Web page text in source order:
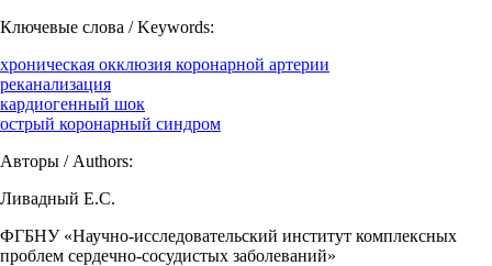
Ключевые слова / Keywords:
хроническая окклюзия коронарной артерии
реканализация
кардиогенный шок
острый коронарный синдром
Авторы / Authors:
Ливадный Е.С.
ФГБНУ «Научно-исследовательский институт комплексных
проблем сердечно-сосудистых заболеваний»